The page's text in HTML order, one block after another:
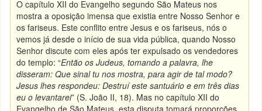
O capítulo XII do Evangelho segundo São Mateus nos
mostra a oposição imensa que existia entre Nosso Senhor e
os fariseus. Este conflito entre Jesus e os fariseus, nós o
vemos já desde o início de sua vida pública, quando Nosso
Senhor discute com eles após ter expulsado os vendedores
do templo: “Então os Judeus, tomando a palavra, lhe
disseram: Que sinal tu nos mostra, para agir de tal modo?
Jesus lhes respondeu: Destruí este santuário e em três dias
eu o levantarei” (S. João II, 18). Mas no capítulo XII do
Evangelho de São Mateus, esta disputa tomará proporções